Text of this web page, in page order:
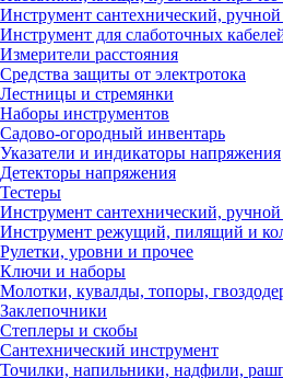
Инструмент сантехнический,
Инструмент для слаботочных
Измерители расстояния
Средства защиты от электротока
Лестницы и стремянки
Наборы инструментов
Садово-огородный инвентарь
Указатели и индикаторы напряжения
Детекторы напряжения
Тестеры
Инструмент сантехнический,
Инструмент режущий, пилящий и
Рулетки, уровни и прочее
Ключи и наборы
Молотки, кувалды, топоры,
Заклепочники
Степлеры и скобы
Сантехнический инструмент
Точилки, напильники, надфили,